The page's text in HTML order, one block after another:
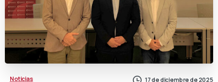
Noticias 17 de diciembre de 2025